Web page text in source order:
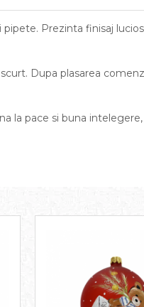
Prezinta finisaj
Dupa plasarea
la pace si buna